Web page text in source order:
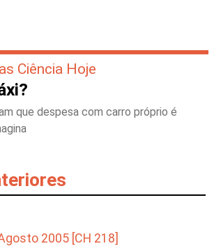
Ciência Hoje
que despesa com carro próprio é
2005 [CH 218]